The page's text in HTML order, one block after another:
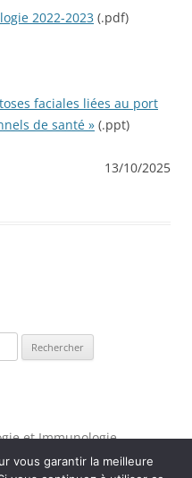
2022-2023 (.pdf)
faciales liées au port
de santé » (.ppt)
13/10/2025
et Immunologie
vous garantir la meilleure